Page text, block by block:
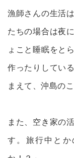
漁師さんの生活
たちの場合は夜
ょこと睡眠をと
作ったりしてい
まえて、沖島の
また、空き家の
す。旅行中と